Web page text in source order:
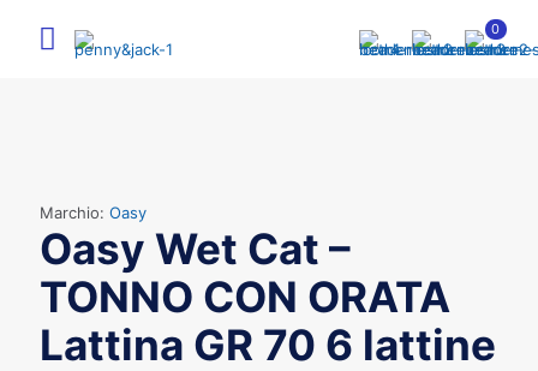
0
Marchio: Oasy
Oasy Wet Cat –
TONNO CON ORATA
Lattina GR 70 6 lattine